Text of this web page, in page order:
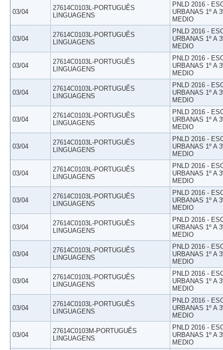
03/04
27614C0103L-PORTUGUÊS
LINGUAGENS
PNLD 2016 -
URBANAS 1º A
MEDIO
03/04
27614C0103L-PORTUGUÊS
LINGUAGENS
PNLD 2016 -
URBANAS 1º A
MEDIO
03/04
27614C0103L-PORTUGUÊS
LINGUAGENS
PNLD 2016 -
URBANAS 1º A
MEDIO
03/04
27614C0103L-PORTUGUÊS
LINGUAGENS
PNLD 2016 -
URBANAS 1º A
MEDIO
03/04
27614C0103L-PORTUGUÊS
LINGUAGENS
PNLD 2016 -
URBANAS 1º A
MEDIO
03/04
27614C0103L-PORTUGUÊS
LINGUAGENS
PNLD 2016 -
URBANAS 1º A
MEDIO
03/04
27614C0103L-PORTUGUÊS
LINGUAGENS
PNLD 2016 -
URBANAS 1º A
MEDIO
03/04
27614C0103L-PORTUGUÊS
LINGUAGENS
PNLD 2016 -
URBANAS 1º A
MEDIO
03/04
27614C0103L-PORTUGUÊS
LINGUAGENS
PNLD 2016 -
URBANAS 1º A
MEDIO
03/04
27614C0103L-PORTUGUÊS
LINGUAGENS
PNLD 2016 -
URBANAS 1º A
MEDIO
03/04
27614C0103L-PORTUGUÊS
LINGUAGENS
PNLD 2016 -
URBANAS 1º A
MEDIO
03/04
27614C0103L-PORTUGUÊS
LINGUAGENS
PNLD 2016 -
URBANAS 1º A
MEDIO
03/04
27614C0103M-PORTUGUÊS
LINGUAGENS
PNLD 2016 -
URBANAS 1º A
MEDIO